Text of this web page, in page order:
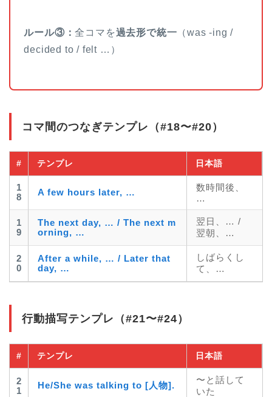
ルール③：全コマを過去形で統一 （was -ing /
decided to / felt …）
コマ間のつなぎテンプレ（#18〜#20）
# テンプレ 日本語
1
8
A few hours later, …
数時間後、
…
1
9
The next day, … / The next m
orning, …
翌日、… /
翌朝、…
2
0
After a while, … / Later that
day, …
しばらくし
て、…
行動描写テンプレ（#21〜#24）
# テンプレ 日本語
2
1
He/She was talking to [人物].
〜と話して
いた